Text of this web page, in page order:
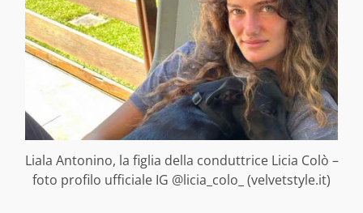
Liala Antonino, la figlia della conduttrice Licia Colò –
foto profilo ufficiale IG @licia_colo_ (velvetstyle.it)